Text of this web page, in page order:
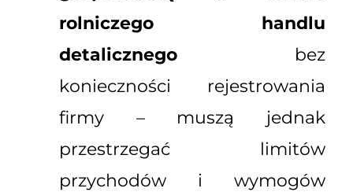
rolniczego handlu
detalicznego bez
konieczności rejestrowania
firmy – muszą jednak
przestrzegać limitów
przychodów i wymogów